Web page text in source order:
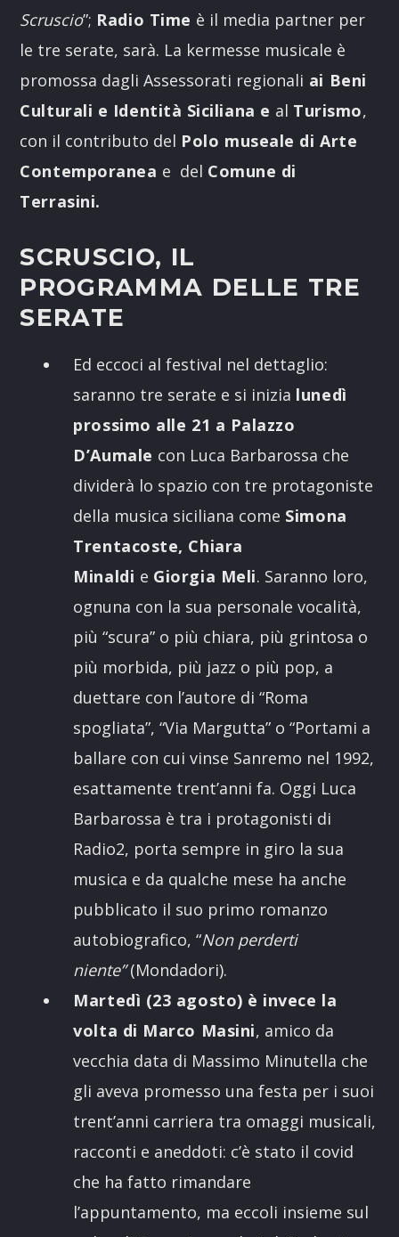
Scruscio”; Radio Time è il media partner per
le tre serate, sarà. La kermesse musicale è
promossa dagli Assessorati regionali ai Beni
Culturali e Identità Siciliana e al Turismo,
con il contributo del Polo museale di Arte
Contemporanea e del Comune di
Terrasini.
SCRUSCIO, IL
PROGRAMMA DELLE TRE
SERATE
Ed eccoci al festival nel dettaglio:
saranno tre serate e si inizia lunedì
prossimo alle 21 a Palazzo
D’Aumale con Luca Barbarossa che
dividerà lo spazio con tre protagoniste
della musica siciliana come Simona
Trentacoste, Chiara
Minaldi e Giorgia Meli. Saranno loro,
ognuna con la sua personale vocalità,
più “scura” o più chiara, più grintosa o
più morbida, più jazz o più pop, a
duettare con l’autore di “Roma
spogliata”, “Via Margutta” o “Portami a
ballare con cui vinse Sanremo nel 1992,
esattamente trent’anni fa. Oggi Luca
Barbarossa è tra i protagonisti di
Radio2, porta sempre in giro la sua
musica e da qualche mese ha anche
pubblicato il suo primo romanzo
autobiografico, “Non perderti
niente”(Mondadori).
Martedì (23 agosto) è invece la
volta di Marco Masini, amico da
vecchia data di Massimo Minutella che
gli aveva promesso una festa per i suoi
trent’anni carriera tra omaggi musicali,
racconti e aneddoti: c’è stato il covid
che ha fatto rimandare
l’appuntamento, ma eccoli insieme sul